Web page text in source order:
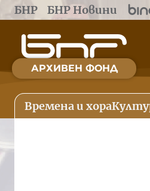
БНР БНР Новини
АРХИВЕН ФОНД
Времена и хора